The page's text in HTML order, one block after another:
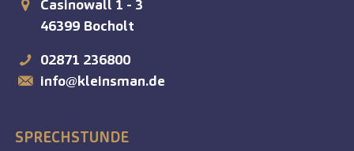
Casinowall 1 - 3
46399 Bocholt
02871 236800
info@kleinsman.de
SPRECHSTUNDE